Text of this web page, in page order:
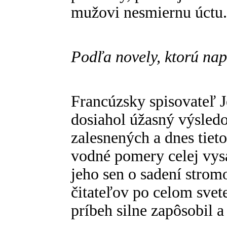
mužovi nesmiernu úctu.
Podľa novely, ktorú
Francúzsky spisovateľ
dosiahol úžasný
zalesnených a dnes
vodné pomery celej
jeho sen o sadení
čitateľov po celom
príbeh silne zapôsobil